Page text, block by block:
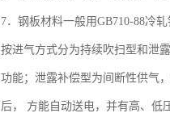
7．钢板材料一般用GB710-88冷
按进气方式分为持续吹扫型和泄
功能；泄露补偿型为间断性供气
后， 方能自动送电，并有高、低